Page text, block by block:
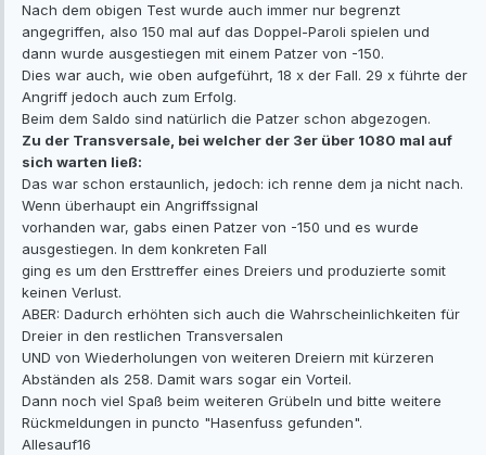
Nach dem obigen Test wurde auch immer nur begrenzt
angegriffen, also 150 mal auf das Doppel-Paroli spielen und
dann wurde ausgestiegen mit einem Patzer von -150.
Dies war auch, wie oben aufgeführt, 18 x der Fall. 29 x führte der
Angriff jedoch auch zum Erfolg.
Beim dem Saldo sind natürlich die Patzer schon abgezogen.
Zu der Transversale, bei welcher der 3er über 1080 mal auf
sich warten ließ:
Das war schon erstaunlich, jedoch: ich renne dem ja nicht nach.
Wenn überhaupt ein Angriffssignal
vorhanden war, gabs einen Patzer von -150 und es wurde
ausgestiegen. In dem konkreten Fall
ging es um den Ersttreffer eines Dreiers und produzierte somit
keinen Verlust.
ABER: Dadurch erhöhten sich auch die Wahrscheinlichkeiten für
Dreier in den restlichen Transversalen
UND von Wiederholungen von weiteren Dreiern mit kürzeren
Abständen als 258. Damit wars sogar ein Vorteil.
Dann noch viel Spaß beim weiteren Grübeln und bitte weitere
Rückmeldungen in puncto "Hasenfuss gefunden".
Allesauf16